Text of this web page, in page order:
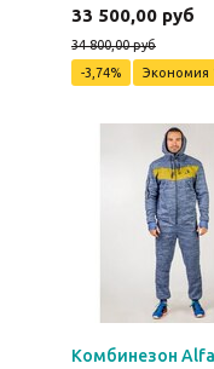
33 500,00 руб
34 800,00 руб
-3,74%
Экономия
Комбинезон